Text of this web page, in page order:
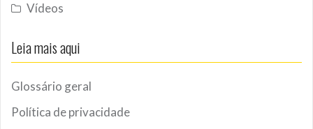
Vídeos
Leia mais aqui
Glossário geral
Política de privacidade